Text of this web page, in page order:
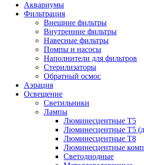
Аквариумы
Фильтрация
Внешние фильтры
Внутренние фильтры
Навесные фильтры
Помпы и насосы
Наполнители для фильтров
Стерилизаторы
Обратный осмос
Аэрация
Освещение
Светильники
Лампы
Люминесцентные T5
Люминесцентные T5
Люминесцентные T8
Люминесцентные
Светодиодные